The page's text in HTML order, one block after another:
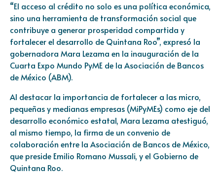
“El acceso al crédito no solo es una política económica,
sino una herramienta de transformación social que
contribuye a generar prosperidad compartida y
fortalecer el desarrollo de Quintana Roo”, expresó la
gobernadora Mara Lezama en la inauguración de la
Cuarta Expo Mundo PyME de la Asociación de Bancos
de México (ABM).
Al destacar la importancia de fortalecer a las micro,
pequeñas y medianas empresas (MiPyMEs) como eje del
desarrollo económico estatal, Mara Lezama atestiguó,
al mismo tiempo, la firma de un convenio de
colaboración entre la Asociación de Bancos de México,
que preside Emilio Romano Mussali, y el Gobierno de
Quintana Roo.